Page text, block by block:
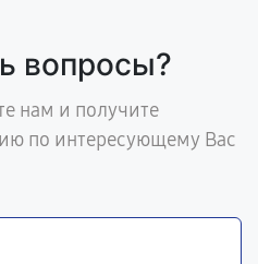
вопросы?
нам и получите
по интересующему Вас